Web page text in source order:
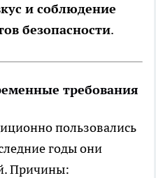
и соблюдение
безопасности.
требования
пользовались
годы они
Причины: